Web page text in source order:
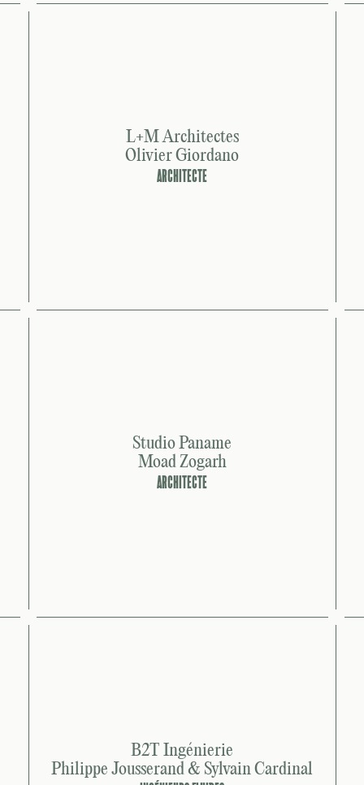
L+M Architectes
Olivier Giordano
ARCHITECTE
Studio Paname
Moad Zogarh
ARCHITECTE
B2T Ingénierie
Philippe Jousserand & Sylvain Cardinal